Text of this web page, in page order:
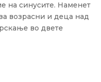
на синусите. Наменет
возрасни и деца над
во двете